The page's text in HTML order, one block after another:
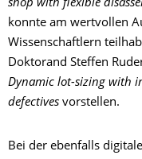
shop with flexible
konnte am wertvollen
Wissenschaftlern
Doktorand Steffen
Dynamic lot-sizing with
defectives vorstellen.
Bei der ebenfalls